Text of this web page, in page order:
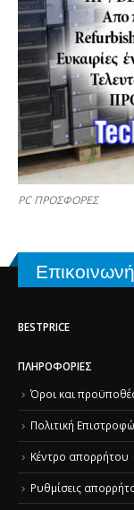
PC ΠΡΟΣΦΟΡΕΣ
BESTPRICE
ΠΛΗΡΟΦΟΡΊΕΣ
Όροι και
Πολιτική
Κέντρο απορρήτου
Ρυθμίσεις